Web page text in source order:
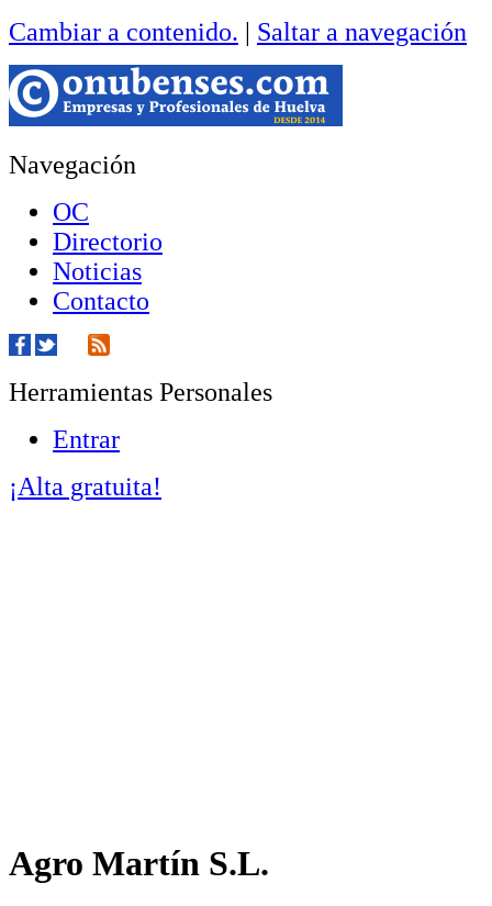
Cambiar a contenido. | Saltar a navegación
Navegación
OC
Directorio
Noticias
Contacto
Herramientas Personales
Entrar
¡Alta gratuita!
Agro Martín S.L.